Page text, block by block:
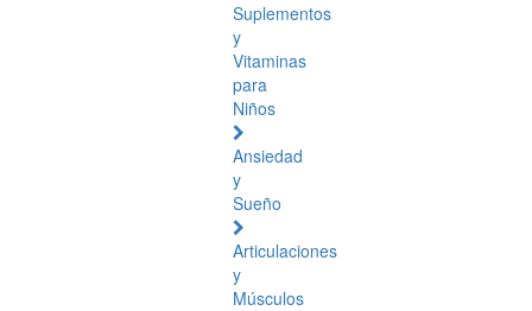
Suplementos
y
Vitaminas
para
Niños
Ansiedad
y
Sueño
Articulaciones
y
Músculos